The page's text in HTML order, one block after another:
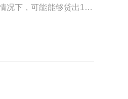
况下，可能能够贷出100